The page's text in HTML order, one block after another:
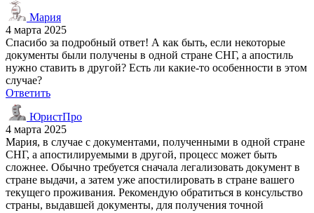
Мария
4 марта 2025
Спасибо за подробный ответ! А как быть, если некоторые
документы были получены в одной стране СНГ, а апостиль
нужно ставить в другой? Есть ли какие-то особенности в этом
случае?
Ответить
ЮристПро
4 марта 2025
Мария, в случае с документами, полученными в одной стране
СНГ, а апостилируемыми в другой, процесс может быть
сложнее. Обычно требуется сначала легализовать документ в
стране выдачи, а затем уже апостилировать в стране вашего
текущего проживания. Рекомендую обратиться в консульство
страны, выдавшей документы, для получения точной